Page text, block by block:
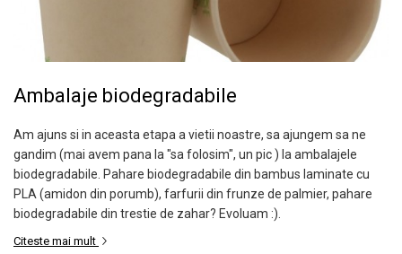
Role termice personalizate
PUNGI DE HARTIE COLORATE
ROLE TERMICE
ROLE CASA DE MARCAT 57 mm x 18
ROLE CASA DE MARCAT 57 mm x 25
m
ROLE CASA DE MARCAT 57 mm x 30
m
ROLE CASA DE MARCAT 80 mm x 30
m
ROLE CASA DE MARCAT 80 mm x 40
Ambalaje biodegradabile
Am ajuns si in aceasta etapa a vietii noastre, sa ajungem sa ne
gandim (mai avem pana la "sa folosim", un pic ) la ambalajele
biodegradabile. Pahare biodegradabile din bambus laminate cu
PLA (amidon din porumb), farfurii din frunze de palmier, pahare
biodegradabile din trestie de zahar? Evoluam :).
Citeste mai mult